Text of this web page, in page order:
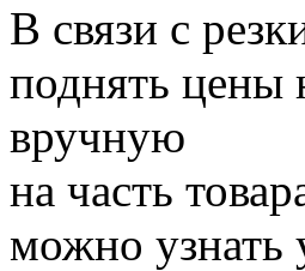
В связи с
поднять цены
вручную
на часть
можно узнать